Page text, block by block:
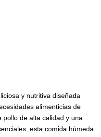
y nutritiva diseñada
alimenticias de
pollo de alta calidad y una
esta comida húmeda